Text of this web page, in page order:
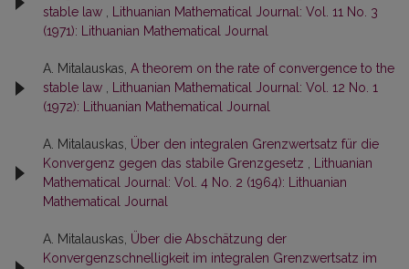
stable law
Lithuanian Mathematical Journal: Vol. 11 No. 3
(1971): Lithuanian Mathematical Journal
A. Mitalauskas, A theorem on the rate of convergence to the
stable law
Lithuanian Mathematical Journal: Vol. 12 No. 1
(1972): Lithuanian Mathematical Journal
A. Mitalauskas, Über den integralen Grenzwertsatz für die
Konvergenz gegen das stabile Grenzgesetz
Lithuanian
Mathematical Journal: Vol. 4 No. 2 (1964): Lithuanian
Mathematical Journal
A. Mitalauskas, Über die Abschätzung der
Konvergenzschnelligkeit im integralen Grenzwertsatz im